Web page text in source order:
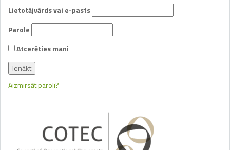
Lietotājvārds vai e-pasts
Parole
Atcerēties mani
Aizmirsāt paroli?